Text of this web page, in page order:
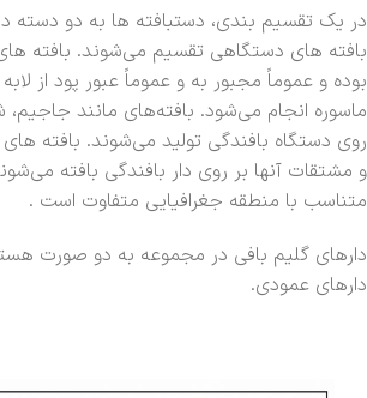
در یک تقسیم بندی، دستبافته ها به دو دسته
بافته های دستگاهی تقسیم می‌شوند. بافته
بوده و عموماً مجبور به و عموماً عبور پود از
ماسوره انجام می‌شود. بافته‌های مانند جاجیم،
روی دستگاه بافندگی تولید می‌شوند. بافته های
و مشتقات آنها بر روی دار بافندگی بافته
متناسب با منطقه جغرافیایی متفاوت است .
دارهای گلیم بافی در مجموعه به دو صورت
دارهای عمودی.